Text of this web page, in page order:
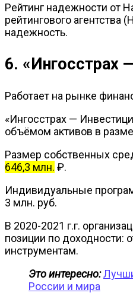
Рейтинг надежности от
рейтингового
надежность.
6. «Ингосстрах
Работает на рынке
«Ингосстрах —
объёмом активов в
Размер собственных
646,3 млн. ₽.
Индивидуальные
3 млн. руб.
В 2020-2021 г.г.
позиции по доходности:
инструментам.
Это интересно:
России и мира